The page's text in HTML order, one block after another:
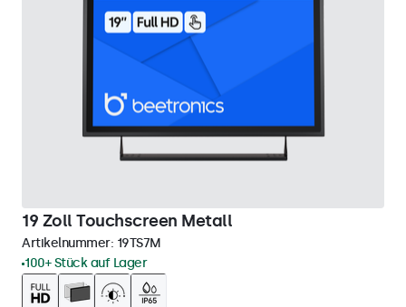
19 Zoll Touchscreen Metall
Artikelnummer: 19TS7M
100+ Stück auf Lager